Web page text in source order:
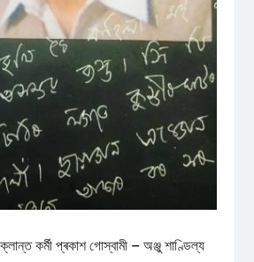
কৰ্মী প্ৰকাশ গোস্বামী – অঞ্জু শাণ্ডিল্য